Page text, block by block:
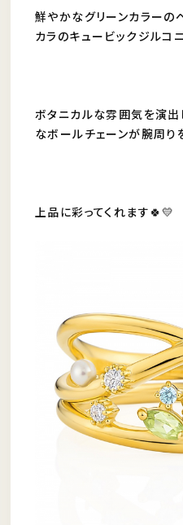
鮮やかなグリーンカラーの
カラのキュービックジルコ
ボタニカルな雰囲気を演出
なボールチェーンが腕周り
上品に彩ってくれます🍀💛